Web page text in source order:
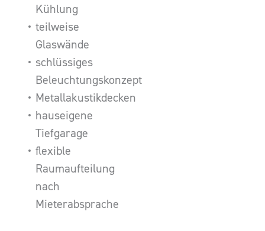
Kühlung
teilweise
Glaswände
schlüssiges
Beleuchtungskonzept
Metallakustikdecken
hauseigene
Tiefgarage
flexible
Raumaufteilung
nach
Mieterabsprache